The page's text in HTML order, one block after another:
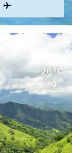
26°C
Ag.